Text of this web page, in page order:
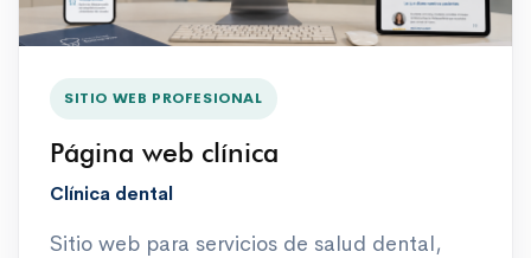
SITIO WEB PROFESIONAL
Página web clínica
Clínica dental
Sitio web para servicios de salud dental,